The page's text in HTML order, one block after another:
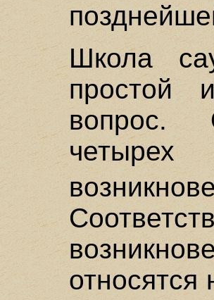
Школа
простой
вопрос.